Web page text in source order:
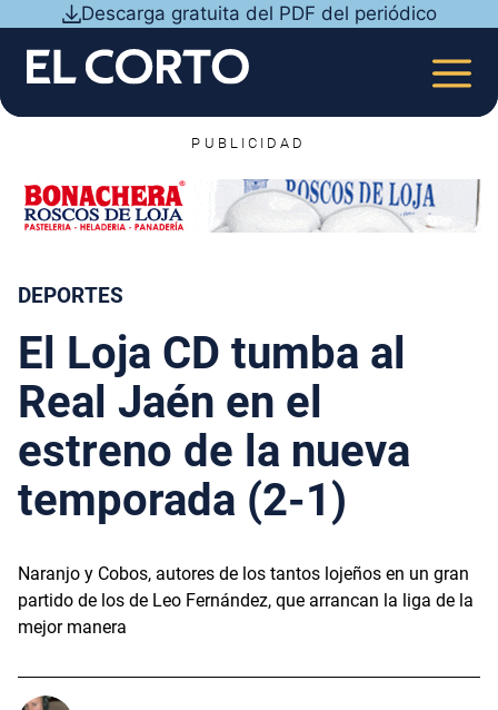
contenido
Descarga gratuita del PDF del periódico
PUBLICIDAD
DEPORTES
El Loja CD tumba al
Real Jaén en el
estreno de la nueva
temporada (2-1)
Naranjo y Cobos, autores de los tantos lojeños en un gran
partido de los de Leo Fernández, que arrancan la liga de la
mejor manera